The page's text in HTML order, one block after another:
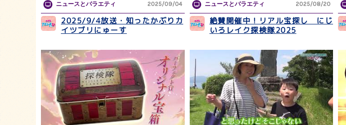
ニュースとバラエティ 2025/09/04
2025/9/4放送・知ったかぶりカ
イツブリにゅーす
ニュースとバラエティ 2025/08/20
絶賛開催中！リアル宝探し にじ
いろレイク探検隊2025